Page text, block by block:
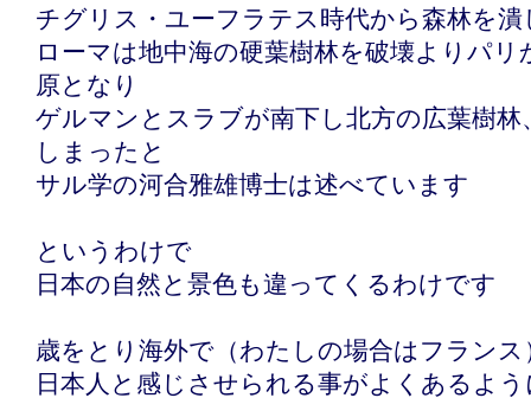
チグリス・ユーフラテス時代から森林を潰
ローマは地中海の硬葉樹林を破壊よりパ
原となり
ゲルマンとスラブが南下し北方の広葉樹林
しまったと
サル学の河合雅雄博士は述べています
というわけで
日本の自然と景色も違ってくるわけです
歳をとり海外で（わたしの場合はフランス
日本人と感じさせられる事がよくあるよ